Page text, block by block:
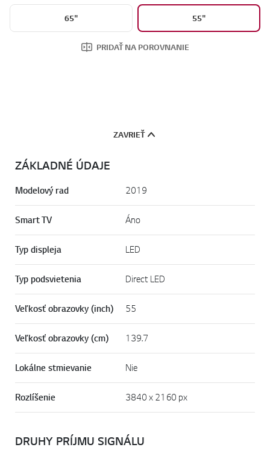
65" 55"
PRIDAŤ NA POROVNANIE
ZAVRIEŤ
ZÁKLADNÉ ÚDAJE
Modelový rad 2019
Smart TV Áno
Typ displeja LED
Typ podsvietenia Direct LED
Veľkosť obrazovky (inch) 55
Veľkosť obrazovky (cm) 139.7
Lokálne stmievanie Nie
Rozlíšenie 3840 x 2160 px
DRUHY PRÍJMU SIGNÁLU